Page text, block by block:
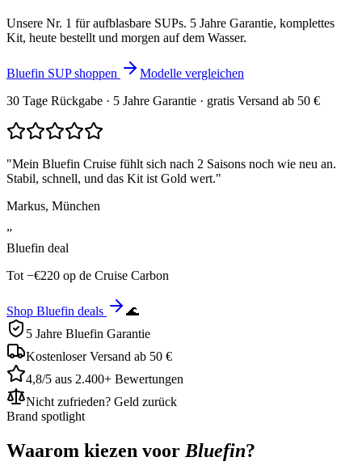
Unsere Nr. 1 für aufblasbare SUPs. 5 Jahre Garantie, komplettes
Kit, heute bestellt und morgen auf dem Wasser.
Bluefin SUP shoppen
Modelle vergleichen
30 Tage Rückgabe · 5 Jahre Garantie · gratis Versand ab 50 €
"Mein Bluefin Cruise fühlt sich nach 2 Saisons noch wie neu an.
Stabil, schnell, und das Kit ist Gold wert."
Markus, München
”
Bluefin deal
Tot −€220 op de Cruise Carbon
Shop Bluefin deals
🌊
5 Jahre Bluefin Garantie
Kostenloser Versand ab 50 €
4,8/5 aus 2.400+ Bewertungen
Nicht zufrieden? Geld zurück
Brand spotlight
Waarom kiezen voor Bluefin?